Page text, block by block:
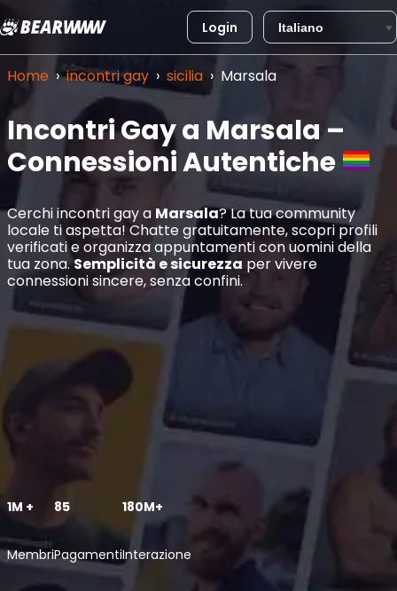
Vai
al
Login
Home › incontri gay › sicilia › Marsala
Incontri Gay a Marsala –
Connessioni Autentiche
Cerchi incontri gay a Marsala? La tua community
locale ti aspetta! Chatte gratuitamente, scopri profili
verificati e organizza appuntamenti con uomini della
tua zona.Semplicità e sicurezza per vivere
connessioni sincere, senza confini.
1M +
Membri
85
Pagamenti
180M+
Interazione